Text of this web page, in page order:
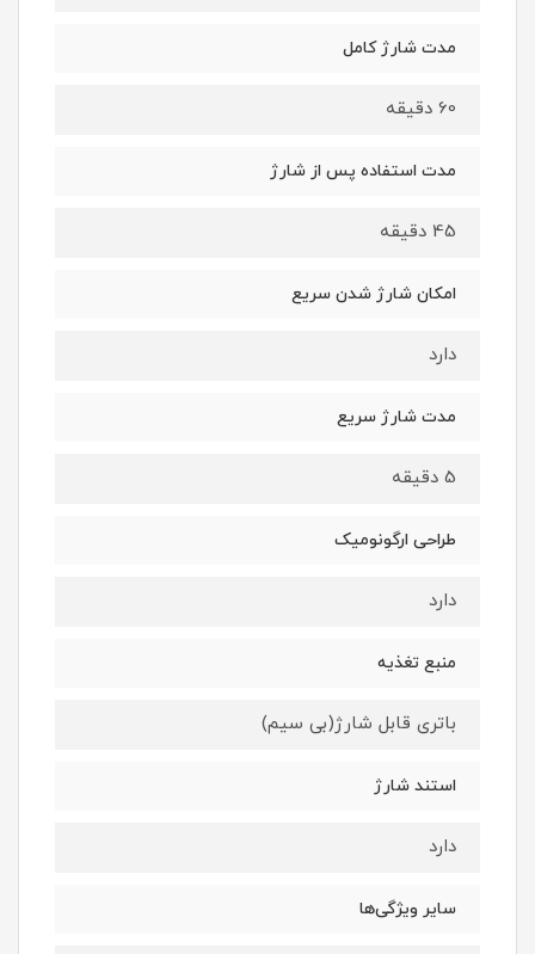
مدت شارژ کامل
60 دقیقه
مدت استفاده پس از شارژ
45 دقیقه
امکان شارژ شدن سریع
دارد
مدت شارژ سریع
5 دقیقه
طراحی ارگونومیک
دارد
منبع تغذیه
باتری قابل شارژ(بی سیم)
استند شارژ
دارد
سایر ویژگی‌ها